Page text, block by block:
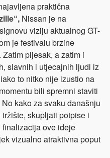
praktična
Nissan je na
viziju aktualnog GT-
je festivalu brzine
pljesak, a zatim i
slavnih i utjecajnih ljudi iz
to nitko nije izustio na
bili spremni staviti
kako za svaku današnju
skupljati potpise i
finalizacija ove ideje
vizualno atraktivna poput